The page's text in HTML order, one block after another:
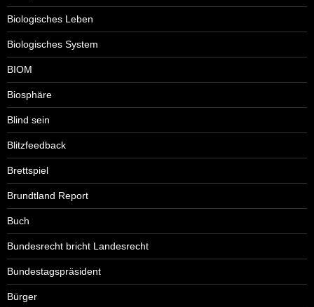
Biologisches Leben
Biologisches System
BIOM
Biosphäre
Blind sein
Blitzfeedback
Brettspiel
Brundtland Report
Buch
Bundesrecht bricht Landesrecht
Bundestagspräsident
Bürger